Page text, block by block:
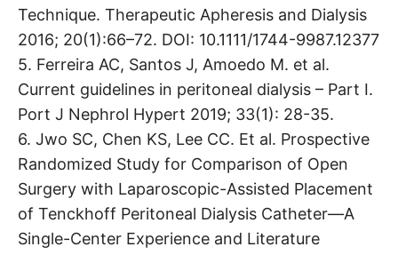
Technique. Therapeutic Apheresis and Dialysis
2016; 20(1):66–72. DOI: 10.1111/1744-9987.12377
5. Ferreira AC, Santos J, Amoedo M. et al.
Current guidelines in peritoneal dialysis – Part I.
Port J Nephrol Hypert 2019; 33(1): 28-35.
6. Jwo SC, Chen KS, Lee CC. Et al. Prospective
Randomized Study for Comparison of Open
Surgery with Laparoscopic-Assisted Placement
of Tenckhoff Peritoneal Dialysis Catheter—A
Single-Center Experience and Literature